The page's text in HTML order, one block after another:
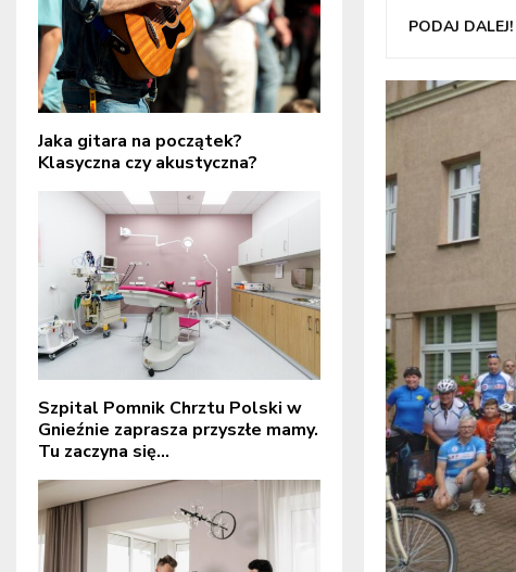
PODAJ DALEJ!
Jaka gitara na początek?
Klasyczna czy akustyczna?
Szpital Pomnik Chrztu Polski w
Gnieźnie zaprasza przyszłe mamy.
Tu zaczyna się...